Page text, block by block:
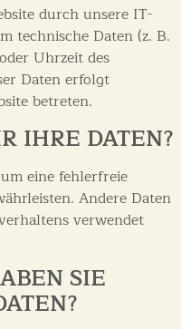
durch unsere IT-
technische Daten (z. B.
Uhrzeit des
Daten erfolgt
betreten.
IHRE DATEN?
eine fehlerfreie
Andere Daten
verwendet
SIE